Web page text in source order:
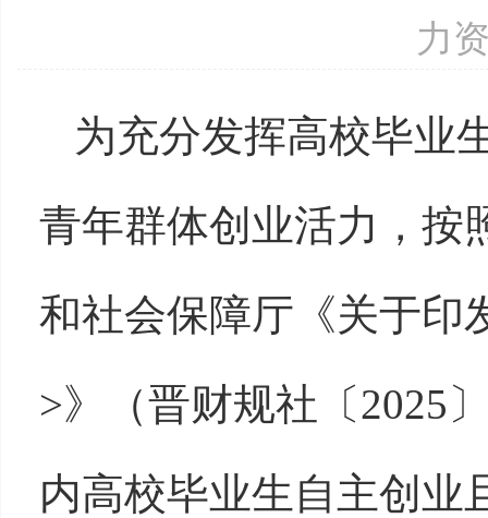
力
为充分发挥高校毕业
青年群体创业活力，按
和社会保障厅《关于印
>》（晋财规社〔2025
内高校毕业生自主创业